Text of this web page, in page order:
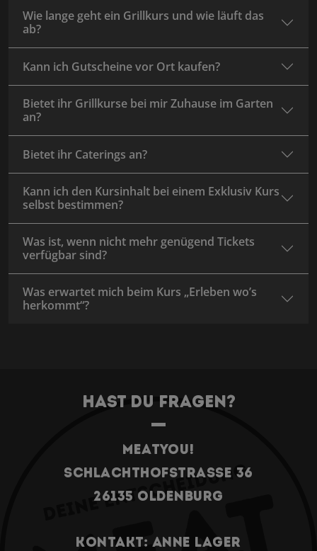
Wie lange geht ein Grillkurs und wie läuft das
ab?
Kann ich Gutscheine vor Ort kaufen?
Bietet ihr Grillkurse bei mir Zuhause im Garten
an?
Bietet ihr Caterings an?
Kann ich den Kursinhalt bei einem Exklusiv Kurs
selbst bestimmen?
Was ist, wenn nicht mehr genügend Tickets
verfügbar sind?
Was erwartet mich beim Kurs „Erleben wo’s
herkommt“?
Hast du Fragen?
Meatyou!
Schlachthofstrasse 36
26135 Oldenburg
Kontakt: Anne Lager